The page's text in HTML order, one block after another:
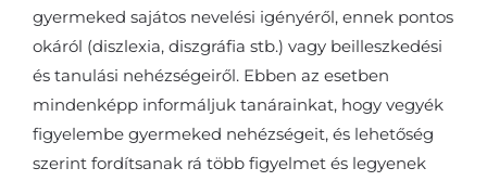
gyermeked sajátos nevelési igényéről, ennek pontos
okáról (diszlexia, diszgráfia stb.) vagy beilleszkedési
és tanulási nehézségeiről. Ebben az esetben
mindenképp informáljuk tanárainkat, hogy vegyék
figyelembe gyermeked nehézségeit, és lehetőség
szerint fordítsanak rá több figyelmet és legyenek